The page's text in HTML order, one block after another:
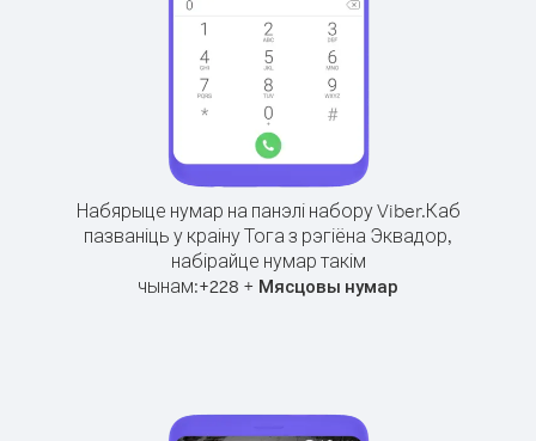
Набярыце нумар на панэлі набору Viber.Каб
пазваніць у краіну Тога з рэгіёна Эквадор,
набірайце нумар такім
чынам:+228 + Мясцовы нумар